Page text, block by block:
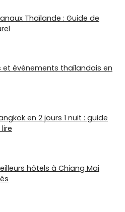
Thaïlande : Guide de
et événements thaïlandais en
en 2 jours 1 nuit : guide
hôtels à Chiang Mai